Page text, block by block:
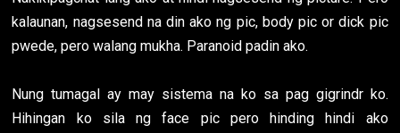
kalaunan, nagsesend na din ako ng pic, body pic or dick pic
pwede, pero walang mukha. Paranoid padin ako.
Nung tumagal ay may sistema na ko sa pag gigrindr ko.
Hihingan ko sila ng face pic pero hinding hindi ako